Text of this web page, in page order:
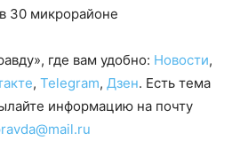
в 30 микрорайоне
где вам удобно: Новости,
, Telegram, Дзен. Есть тема
информацию на почту